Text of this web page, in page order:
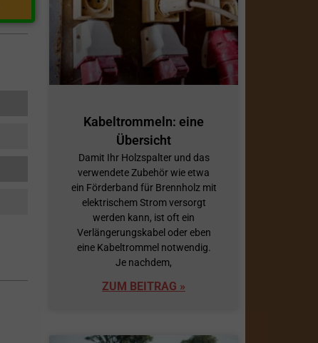
Kabeltrommeln: eine
Übersicht
Damit Ihr Holzspalter und das
verwendete Zubehör wie etwa
ein Förderband für Brennholz mit
elektrischem Strom versorgt
werden kann, ist oft ein
Verlängerungskabel oder eben
eine Kabeltrommel notwendig.
Je nachdem,
ZUM BEITRAG »